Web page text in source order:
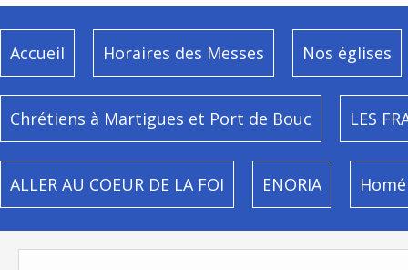
Accueil Horaires des Messes Nos églises
Chrétiens à Martigues et Port de Bouc LES
ALLER AU COEUR DE LA FOI ENORIA